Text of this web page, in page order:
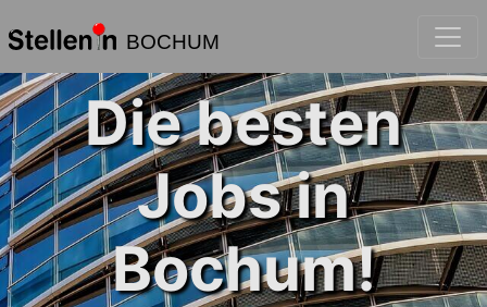
BOCHUM
Die besten
Jobs in
Bochum!